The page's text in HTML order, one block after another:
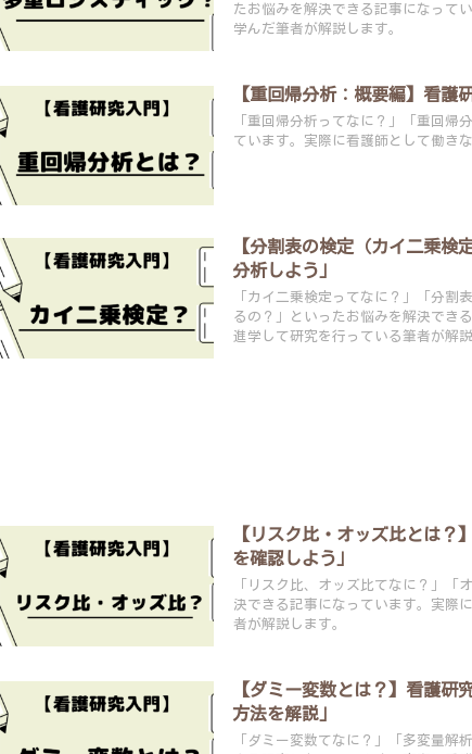
たお悩みを解決できる記事になって
学んだ筆者が解説します。
【重回帰分析：概要編】看護
「重回帰分析ってなに？」「重回帰
ています。実際に看護師として働き
【分割表の検定（カイ二乗検
分析しよう」
「カイ二乗検定ってなに？」「分割
るの？」といったお悩みを解決でき
進学して研究を行っている筆者が解説
【リスク比・オッズ比とは？
を確認しよう」
「リスク比、オッズ比てなに？」「
決できる記事になっています。実際
者が解説します。
【ダミー変数とは？】看護研
方法を解説」
「ダミー変数てなに？」「多変量解